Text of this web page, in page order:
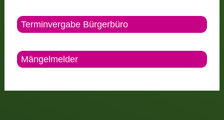
Terminvergabe Bürgerbüro
Mängelmelder